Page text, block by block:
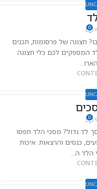
0
תצוגה של פרסומות, תכנים
המספקים לכם כלי תצוגה
0
לד גדול? מסכי הלד תפסו
כנסים והרצאות. איכות
ה...